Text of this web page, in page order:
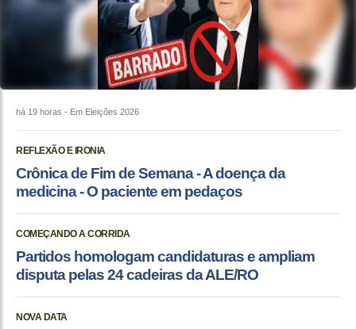
há 19 horas - Em Eleições 2026
REFLEXÃO E IRONIA
Crônica de Fim de Semana - A doença da
medicina - O paciente em pedaços
COMEÇANDO A CORRIDA
Partidos homologam candidaturas e ampliam
disputa pelas 24 cadeiras da ALE/RO
NOVA DATA